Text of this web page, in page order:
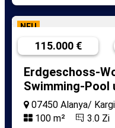
NEU
115.000 €
Erdgeschoss-
Swimming-Pool
07450 Alanya/
100 m²
3.0 Zi